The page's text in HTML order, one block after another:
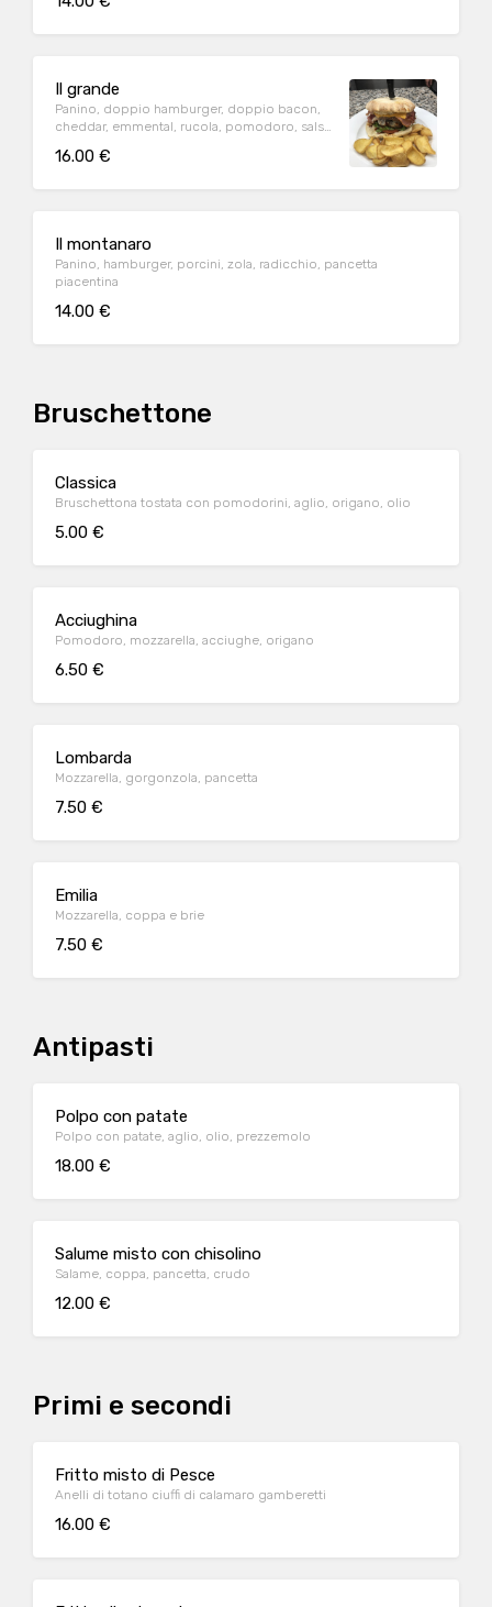
Il grande
Panino, doppio hamburger, doppio bacon,
cheddar, emmental, rucola, pomodoro, salsa
16.00 €
Il montanaro
Panino, hamburger, porcini, zola, radicchio, pancetta
piacentina
14.00 €
Bruschettone
Classica
Bruschettona tostata con pomodorini, aglio, origano, olio
5.00 €
Acciughina
Pomodoro, mozzarella, acciughe, origano
6.50 €
Lombarda
Mozzarella, gorgonzola, pancetta
7.50 €
Emilia
Mozzarella, coppa e brie
7.50 €
Antipasti
Polpo con patate
Polpo con patate, aglio, olio, prezzemolo
18.00 €
Salume misto con chisolino
Salame, coppa, pancetta, crudo
12.00 €
Primi e secondi
Fritto misto di Pesce
Anelli di totano ciuffi di calamaro gamberetti
16.00 €